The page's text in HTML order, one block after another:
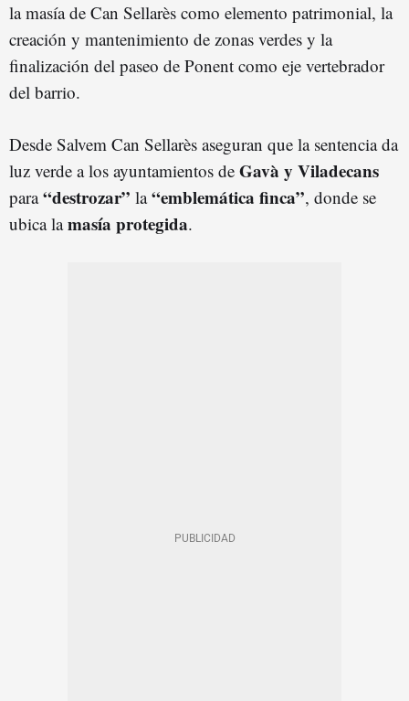
la masía de Can Sellarès como elemento patrimonial, la
creación y mantenimiento de zonas verdes y la
finalización del paseo de Ponent como eje vertebrador
del barrio.
Desde Salvem Can Sellarès aseguran que la sentencia da
luz verde a los ayuntamientos de Gavà y Viladecans
para“destrozar” la“emblemática finca”, donde se
ubica lamasía protegida.